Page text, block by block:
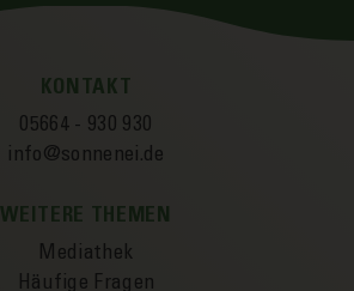
KONTAKT
05664 - 930 930
info@sonnenei.de
WEITERE THEMEN
Mediathek
Häufige Fragen